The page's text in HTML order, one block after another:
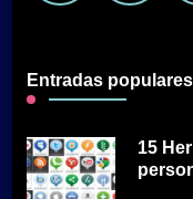
Entradas populares
15